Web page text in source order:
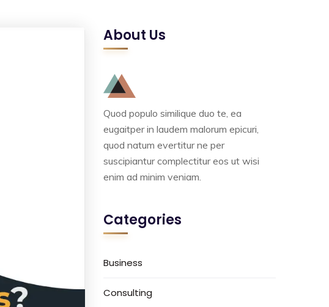
About Us
Quod populo similique duo te, ea
eugaitper in laudem malorum epicuri,
quod natum evertitur ne per
suscipiantur complectitur eos ut wisi
enim ad minim veniam.
Categories
Business
Consulting